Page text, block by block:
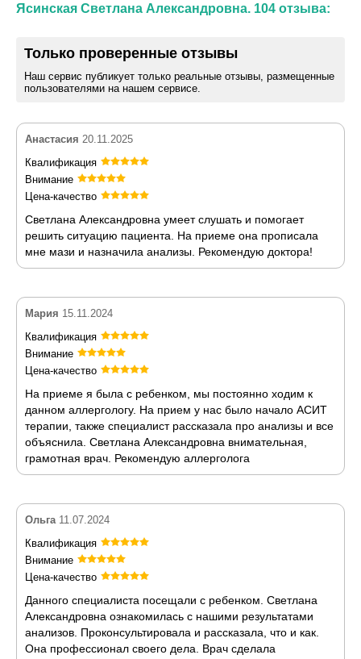
Ясинская Светлана Александровна. 104 отзыва:
Только проверенные отзывы
Наш сервис публикует только реальные отзывы, размещенные
пользователями на нашем сервисе.
Анастасия 20.11.2025
Квалификация
Внимание
Цена-качество
Светлана Александровна умеет слушать и помогает
решить ситуацию пациента. На приеме она прописала
мне мази и назначила анализы. Рекомендую доктора!
Мария 15.11.2024
Квалификация
Внимание
Цена-качество
На приеме я была с ребенком, мы постоянно ходим к
данном аллергологу. На прием у нас было начало АСИТ
терапии, также специалист рассказала про анализы и все
объяснила. Светлана Александровна внимательная,
грамотная врач. Рекомендую аллерголога
Ольга 11.07.2024
Квалификация
Внимание
Цена-качество
Данного специалиста посещали с ребенком. Светлана
Александровна ознакомилась с нашими результатами
анализов. Проконсультировала и рассказала, что и как.
Она профессионал своего дела. Врач сделала